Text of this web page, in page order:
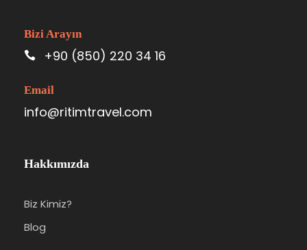
Bizi Arayın
+90 (850) 220 34 16
Email
info@ritimtravel.com
Hakkımızda
Biz Kimiz?
Blog